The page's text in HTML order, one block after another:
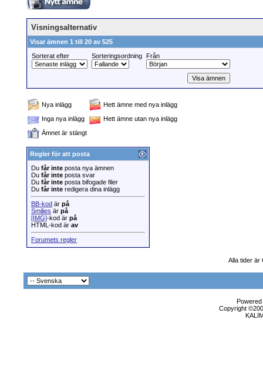
Visningsalternativ
Visar ämnen 1 till 20 av 525
Sorterat efter
Sorteringsordning Från
Nya inlägg
Hett ämne med nya inlägg
Inga nya inlägg
Hett ämne utan nya inlägg
Ämnet är stängt
Regler för att posta
Du får inte posta nya ämnen
Du får inte posta svar
Du får inte posta bifogade filer
Du får inte redigera dina inlägg
BB-kod är på
Smilies är på
[IMG]-kod är på
HTML-kod är av
Forumets regler
Alla tider är
Copyright